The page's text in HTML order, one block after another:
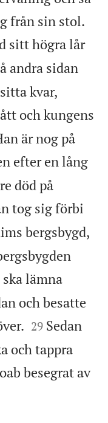
från sin stol.
sitt högra lår
andra sidan
kvar,
och kungens
är nog på
efter en lång
död på
tog sig förbi
bergsbygd,
lämna
och besatte

29 Sedan
och tappra
besegrat av